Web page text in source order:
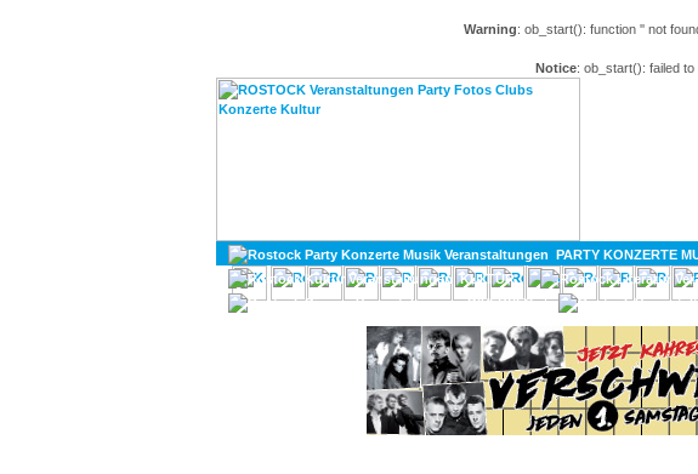
Warning: ob_start(): function '' not
Notice: ob_start(): failed
PARTY KONZERTE
KULTUR
DIVERSES